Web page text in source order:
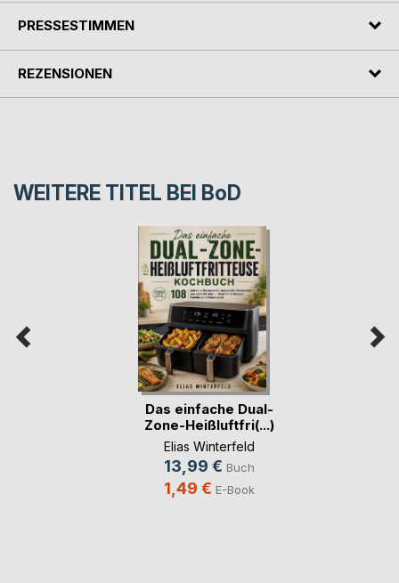
PRESSESTIMMEN
REZENSIONEN
WEITERE TITEL BEI BoD
Das einfache Dual-
Zone-Heißluftfri(...)
Elias Winterfeld
13,99 € Buch
1,49 € E-Book